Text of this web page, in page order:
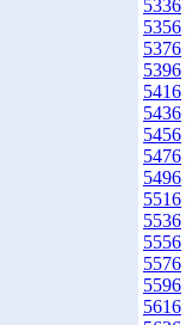
5336
5356
5376
5396
5416
5436
5456
5476
5496
5516
5536
5556
5576
5596
5616